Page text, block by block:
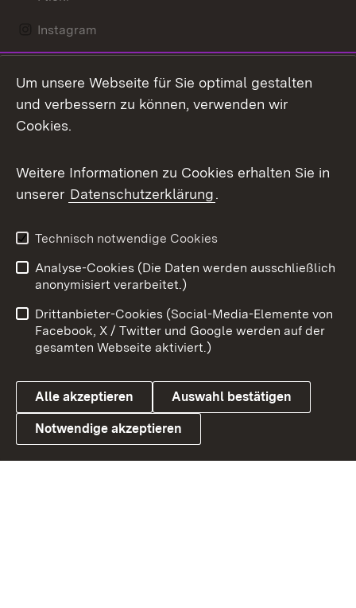
Instagram
Mastodon
Messenger
Social Wall
X / Twitter
Youtube
Link zum Landesportal
Benutzungshinweise
Barrierefreiheit
Datenschutz
Cookies
Um unsere Webseite für Sie optimal gestalten
und verbessern zu können, verwenden wir
Cookies.
Weitere Informationen zu Cookies erhalten Sie in
unserer Datenschutzerklärung.
Technisch notwendige Cookies
Analyse-Cookies (Die Daten werden ausschließlich
anonymisiert verarbeitet.)
Drittanbieter-Cookies (Social-Media-Elemente von
Facebook, X / Twitter und Google werden auf der
gesamten Webseite aktiviert.)
Alle akzeptieren Auswahl bestätigen
Notwendige akzeptieren